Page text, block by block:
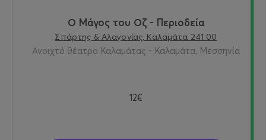
Ο Μάγος του Οζ - Περιοδεία
Σπάρτης & Αλαγονίας, Καλαμάτα 241 00
Ανοιχτό θέατρο Καλαμάτας - Καλαμάτα, Μεσσηνία
12€